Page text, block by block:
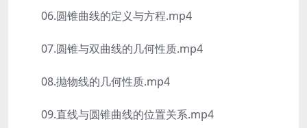
06.圆锥曲线的定义与方程.mp4
07.圆锥与双曲线的几何性质.mp4
08.抛物线的几何性质.mp4
09.直线与圆锥曲线的位置关系.mp4